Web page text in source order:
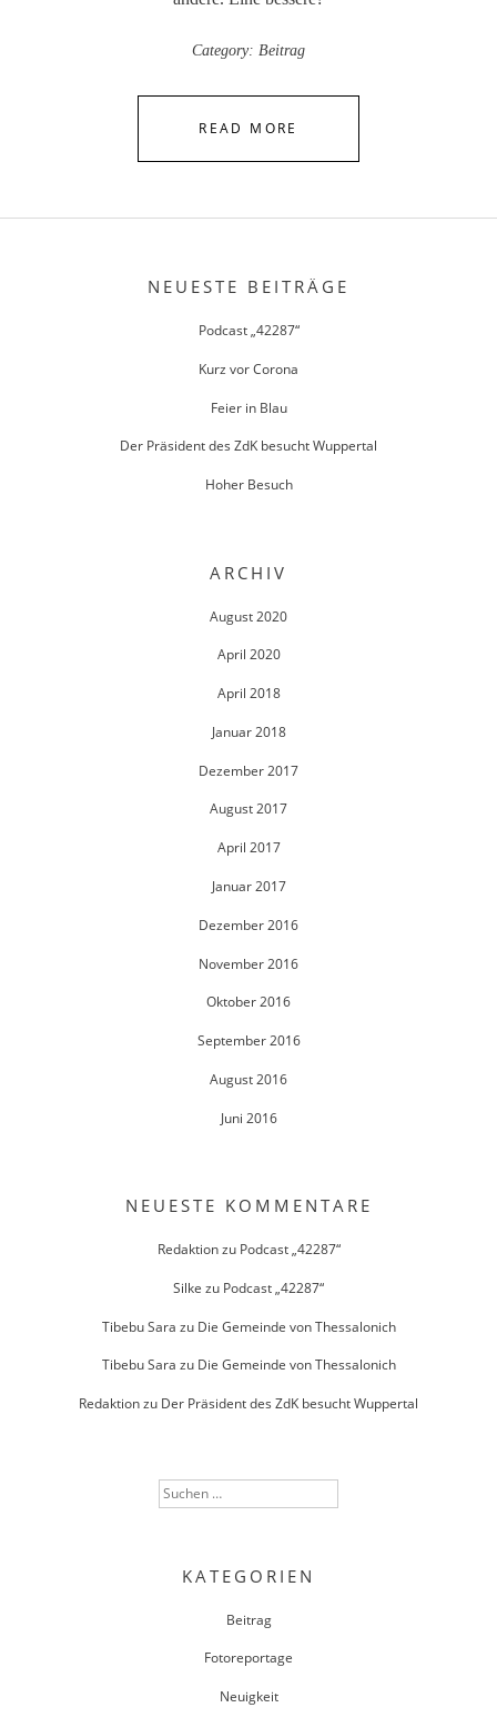
Category: Beitrag
READ MORE
NEUESTE BEITRÄGE
Podcast „42287“
Kurz vor Corona
Feier in Blau
Der Präsident des ZdK besucht Wuppertal
Hoher Besuch
ARCHIV
August 2020
April 2020
April 2018
Januar 2018
Dezember 2017
August 2017
April 2017
Januar 2017
Dezember 2016
November 2016
Oktober 2016
September 2016
August 2016
Juni 2016
NEUESTE KOMMENTARE
Redaktionzu Podcast „42287“
Silke zu Podcast „42287“
Tibebu Sara zu Die Gemeinde von Thessalonich
Tibebu Sara zu Die Gemeinde von Thessalonich
Redaktionzu Der Präsident des ZdK besucht Wuppertal
Suchen
nach:
KATEGORIEN
Beitrag
Fotoreportage
Neuigkeit